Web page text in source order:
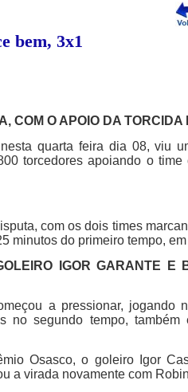
bem, 3x1
COM O APOIO DA TORCIDA
quarta feira dia 08, viu
torcedores apoiando o
com os dois times
minutos do primeiro tempo,
IGOR GARANTE E
a pressionar, jogando
no segundo tempo,
Osasco, o goleiro Igor
a virada novamente com